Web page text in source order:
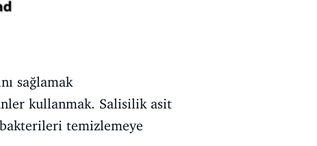
sağlamak
kullanmak. Salisilik asit
temizlemeye